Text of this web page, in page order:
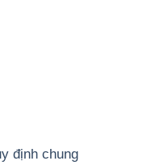
định chung